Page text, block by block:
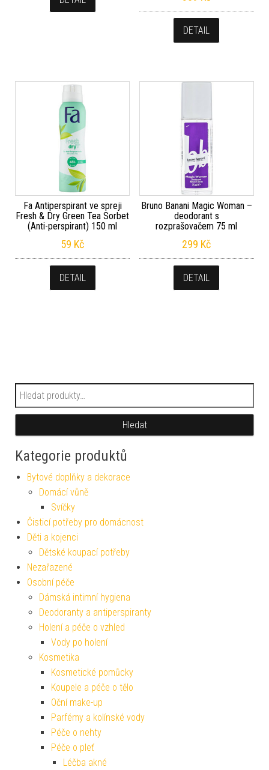
DETAIL
Fa Antiperspirant ve spreji
Fresh & Dry Green Tea Sorbet
(Anti-perspirant) 150 ml
59 Kč
DETAIL
Bruno Banani Magic Woman –
deodorant s
rozprašovačem 75 ml
299 Kč
DETAIL
Hledat:
Hledat
Kategorie produktů
Bytové doplňky a dekorace
Domácí vůně
Svíčky
Čisticí potřeby pro domácnost
Děti a kojenci
Dětské koupací potřeby
Nezařazené
Osobní péče
Dámská intimní hygiena
Deodoranty a antiperspiranty
Holení a péče o vzhled
Vody po holení
Kosmetika
Kosmetické pomůcky
Koupele a péče o tělo
Oční make-up
Parfémy a kolínské vody
Péče o nehty
Péče o pleť
Léčba akné